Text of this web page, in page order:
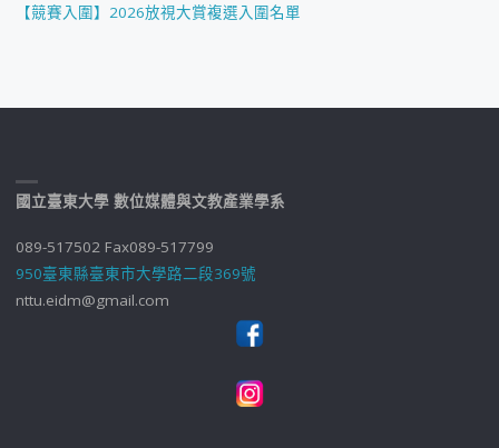
【競賽入圍】2026放視大賞複選入圍名單
國立臺東大學 數位媒體與文教產業學系
089-517502 Fax089-517799
950臺東縣臺東市大學路二段369號
nttu.eidm@gmail.com